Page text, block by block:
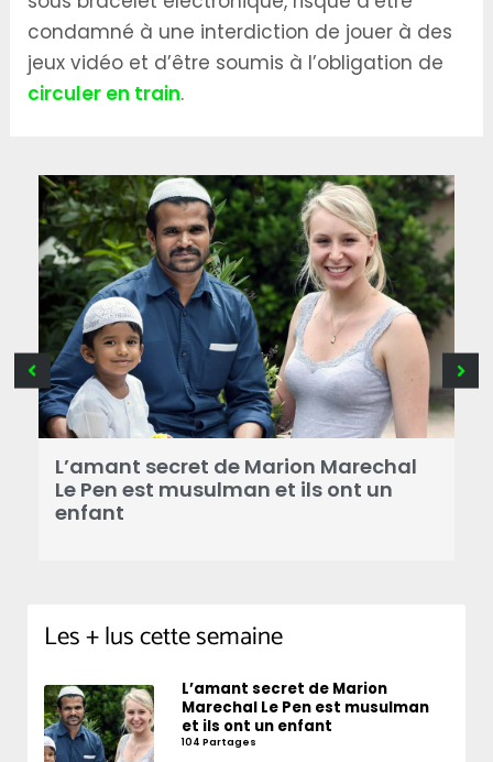
condamné à une interdiction de jouer à des
jeux vidéo et d’être soumis à l’obligation de
circuler en train.
L’amant secret de Marion Marechal
Le Pen est musulman et ils ont un
enfant
Les + lus cette semaine
L’amant secret de Marion
Marechal Le Pen est musulman
et ils ont un enfant
104 Partages